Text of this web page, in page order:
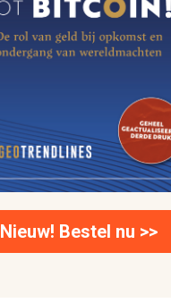
Nieuw! Bestel nu >>